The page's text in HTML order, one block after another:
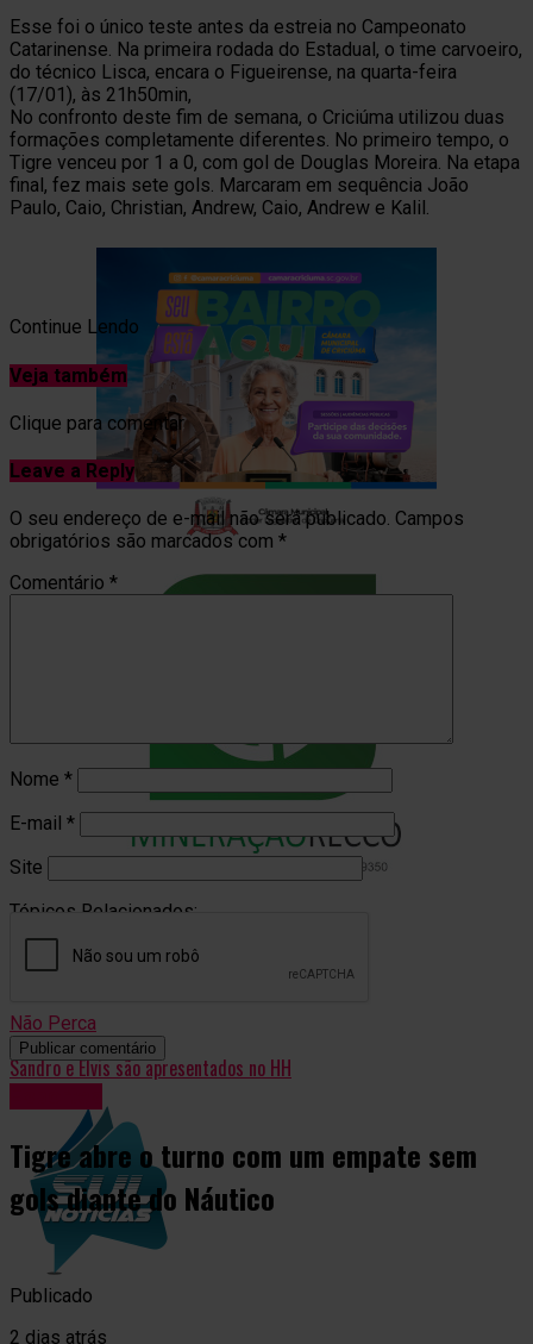
Esse foi o único teste antes da estreia no Campeonato
Catarinense. Na primeira rodada do Estadual, o time carvoeiro,
do técnico Lisca, encara o Figueirense, na quarta-feira
(17/01), às 21h50min,
No confronto deste fim de semana, o Criciúma utilizou duas
formações completamente diferentes. No primeiro tempo, o
Tigre venceu por 1 a 0, com gol de Douglas Moreira. Na etapa
final, fez mais sete gols. Marcaram em sequência João
Paulo, Caio, Christian, Andrew, Caio, Andrew e Kalil.
Tópicos Relacionados:
A Seguir
Papas da Língua lota arena no Balneário Rincão
Não Perca
Sandro e Elvis são apresentados no HH
Continue Lendo
Veja também
Clique para comentar
Leave a Reply
O seu endereço de e-mail não será publicado. Campos
obrigatórios são marcados com *
Comentário *
Nome *
E-mail *
Site
Tigre abre o turno com um empate sem
gols diante do Náutico
Publicado
2 dias atrás